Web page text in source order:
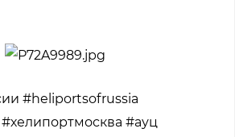
#heliportsofrussia
#ауц